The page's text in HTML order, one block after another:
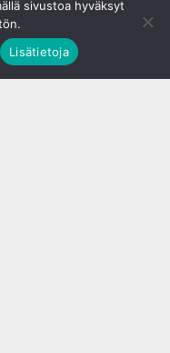
sivustoa hyväksyt
Lisätietoja